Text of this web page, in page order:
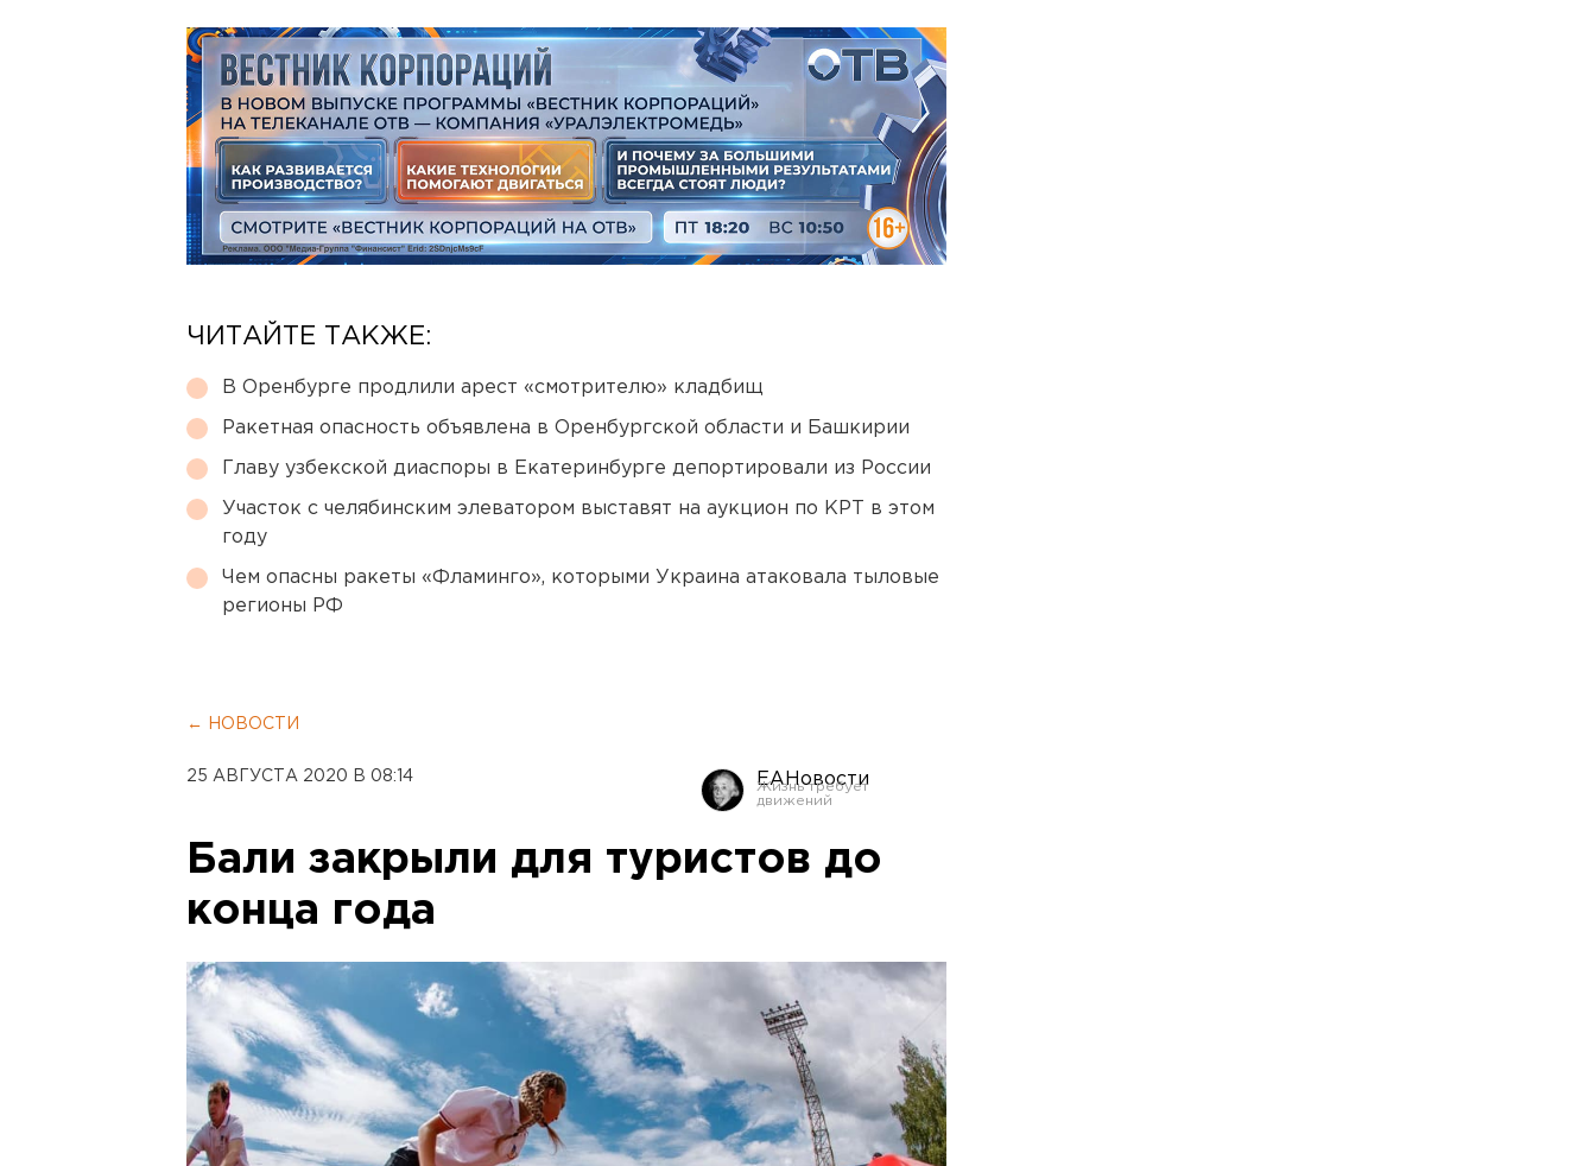
ЧИТАЙТЕ ТАКЖЕ:
В Оренбурге продлили арест «смотрителю» кладбищ
Ракетная опасность объявлена в Оренбургской области и Башкирии
Главу узбекской диаспоры в Екатеринбурге депортировали из России
Участок с челябинским элеватором выставят на аукцион по КРТ в этом
году
Чем опасны ракеты «Фламинго», которыми Украина атаковала тыловые
регионы РФ
← НОВОСТИ
25 АВГУСТА 2020 В 08:14 ЕАНовости
Бали закрыли для туристов до
конца года